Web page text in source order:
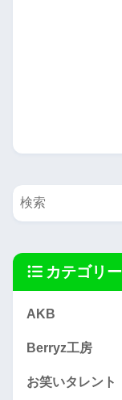
カテゴリー
AKB
Berryz工房
お笑いタレント